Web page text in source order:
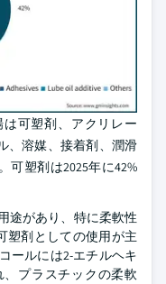
可塑剤、アクリレー
、溶媒、接着剤、潤滑
可塑剤は2025年に42%
途があり、特に柔軟性
塑剤としての使用が主
ールには2-エチルヘキ
プラスチックの柔軟